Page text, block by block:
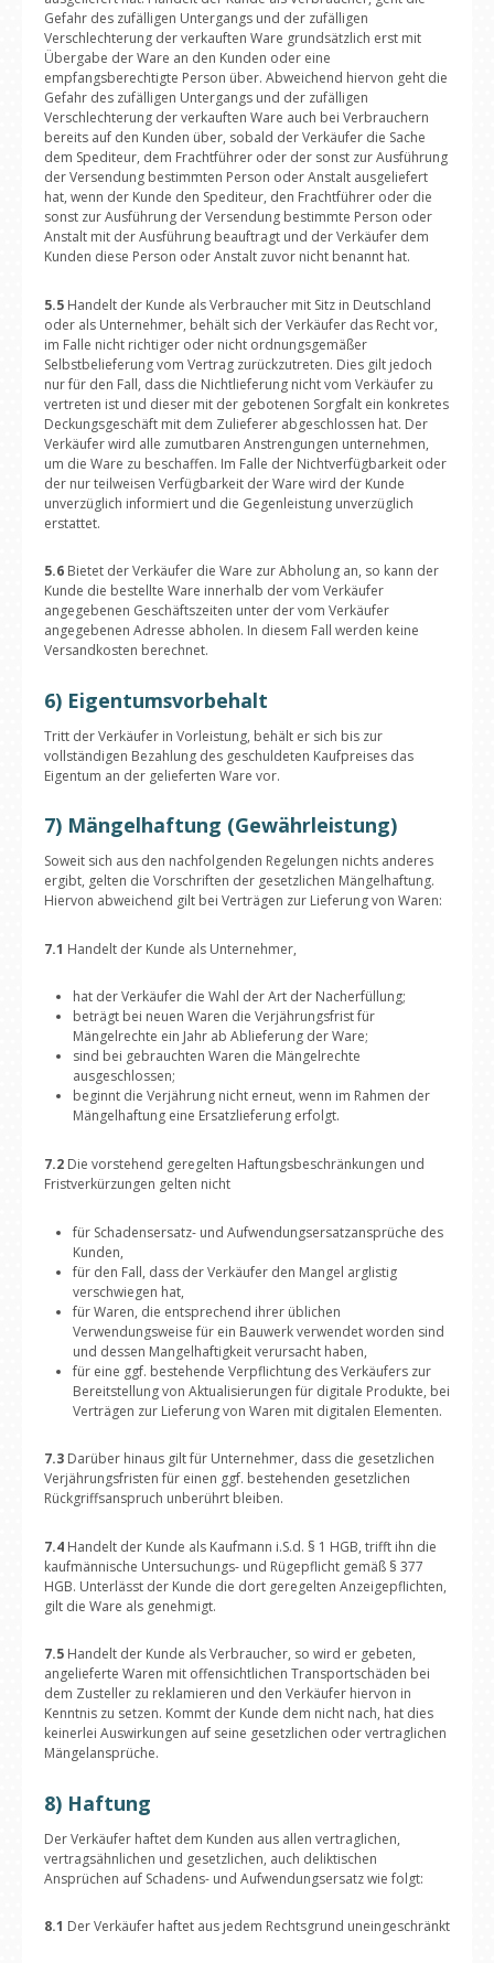
Gefahr des zufälligen Untergangs und der zufälligen
Verschlechterung der verkauften Ware grundsätzlich erst mit
Übergabe der Ware an den Kunden oder eine
empfangsberechtigte Person über. Abweichend hiervon geht die
Gefahr des zufälligen Untergangs und der zufälligen
Verschlechterung der verkauften Ware auch bei Verbrauchern
bereits auf den Kunden über, sobald der Verkäufer die Sache
dem Spediteur, dem Frachtführer oder der sonst zur Ausführung
der Versendung bestimmten Person oder Anstalt ausgeliefert
hat, wenn der Kunde den Spediteur, den Frachtführer oder die
sonst zur Ausführung der Versendung bestimmte Person oder
Anstalt mit der Ausführung beauftragt und der Verkäufer dem
Kunden diese Person oder Anstalt zuvor nicht benannt hat.
5.5 Handelt der Kunde als Verbraucher mit Sitz in Deutschland
oder als Unternehmer, behält sich der Verkäufer das Recht vor,
im Falle nicht richtiger oder nicht ordnungsgemäßer
Selbstbelieferung vom Vertrag zurückzutreten. Dies gilt jedoch
nur für den Fall, dass die Nichtlieferung nicht vom Verkäufer zu
vertreten ist und dieser mit der gebotenen Sorgfalt ein konkretes
Deckungsgeschäft mit dem Zulieferer abgeschlossen hat. Der
Verkäufer wird alle zumutbaren Anstrengungen unternehmen,
um die Ware zu beschaffen. Im Falle der Nichtverfügbarkeit oder
der nur teilweisen Verfügbarkeit der Ware wird der Kunde
unverzüglich informiert und die Gegenleistung unverzüglich
erstattet.
5.6 Bietet der Verkäufer die Ware zur Abholung an, so kann der
Kunde die bestellte Ware innerhalb der vom Verkäufer
angegebenen Geschäftszeiten unter der vom Verkäufer
angegebenen Adresse abholen. In diesem Fall werden keine
Versandkosten berechnet.
6) Eigentumsvorbehalt
Tritt der Verkäufer in Vorleistung, behält er sich bis zur
vollständigen Bezahlung des geschuldeten Kaufpreises das
Eigentum an der gelieferten Ware vor.
7) Mängelhaftung (Gewährleistung)
Soweit sich aus den nachfolgenden Regelungen nichts anderes
ergibt, gelten die Vorschriften der gesetzlichen Mängelhaftung.
Hiervon abweichend gilt bei Verträgen zur Lieferung von Waren:
7.1 Handelt der Kunde als Unternehmer,
hat der Verkäufer die Wahl der Art der Nacherfüllung;
beträgt bei neuen Waren die Verjährungsfrist für
Mängelrechte ein Jahr ab Ablieferung der Ware;
sind bei gebrauchten Waren die Mängelrechte
ausgeschlossen;
beginnt die Verjährung nicht erneut, wenn im Rahmen der
Mängelhaftung eine Ersatzlieferung erfolgt.
7.2 Die vorstehend geregelten Haftungsbeschränkungen und
Fristverkürzungen gelten nicht
für Schadensersatz- und Aufwendungsersatzansprüche des
Kunden,
für den Fall, dass der Verkäufer den Mangel arglistig
verschwiegen hat,
für Waren, die entsprechend ihrer üblichen
Verwendungsweise für ein Bauwerk verwendet worden sind
und dessen Mangelhaftigkeit verursacht haben,
für eine ggf. bestehende Verpflichtung des Verkäufers zur
Bereitstellung von Aktualisierungen für digitale Produkte, bei
Verträgen zur Lieferung von Waren mit digitalen Elementen.
7.3 Darüber hinaus gilt für Unternehmer, dass die gesetzlichen
Verjährungsfristen für einen ggf. bestehenden gesetzlichen
Rückgriffsanspruch unberührt bleiben.
7.4 Handelt der Kunde als Kaufmann i.S.d. § 1 HGB, trifft ihn die
kaufmännische Untersuchungs- und Rügepflicht gemäß § 377
HGB. Unterlässt der Kunde die dort geregelten Anzeigepflichten,
gilt die Ware als genehmigt.
7.5 Handelt der Kunde als Verbraucher, so wird er gebeten,
angelieferte Waren mit offensichtlichen Transportschäden bei
dem Zusteller zu reklamieren und den Verkäufer hiervon in
Kenntnis zu setzen. Kommt der Kunde dem nicht nach, hat dies
keinerlei Auswirkungen auf seine gesetzlichen oder vertraglichen
Mängelansprüche.
8) Haftung
Der Verkäufer haftet dem Kunden aus allen vertraglichen,
vertragsähnlichen und gesetzlichen, auch deliktischen
Ansprüchen auf Schadens- und Aufwendungsersatz wie folgt:
8.1 Der Verkäufer haftet aus jedem Rechtsgrund uneingeschränkt